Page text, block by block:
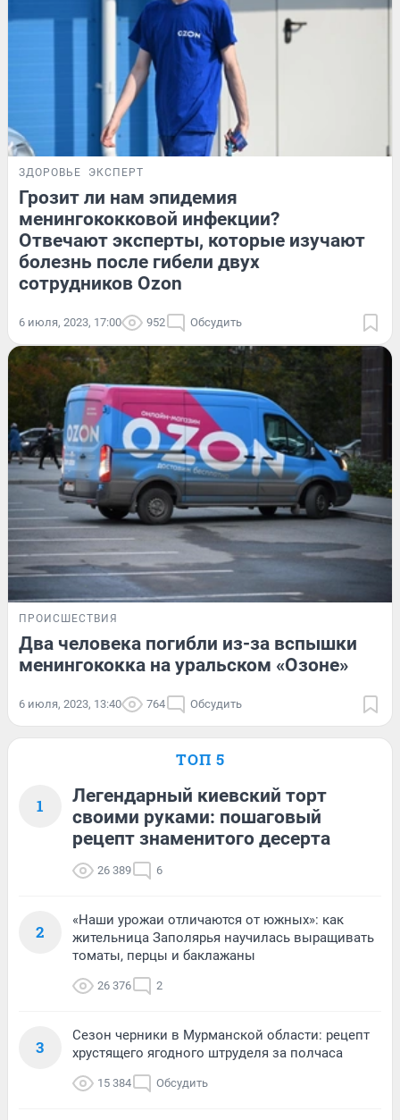
ЗДОРОВЬЕ ЭКСПЕРТ
Грозит ли нам эпидемия
менингококковой инфекции?
Отвечают эксперты, которые изучают
болезнь после гибели двух
сотрудников Ozon
6 июля, 2023, 17:00 952 Обсудить
ПРОИСШЕСТВИЯ
Два человека погибли из-за вспышки
менингококка на уральском «Озоне»
6 июля, 2023, 13:40 764 Обсудить
ТОП 5
1
Легендарный киевский торт
своими руками: пошаговый
рецепт знаменитого десерта
26 389 6
2
«Наши урожаи отличаются от южных»: как
жительница Заполярья научилась выращивать
томаты, перцы и баклажаны
26 376 2
3
Сезон черники в Мурманской области: рецепт
хрустящего ягодного штруделя за полчаса
15 384 Обсудить